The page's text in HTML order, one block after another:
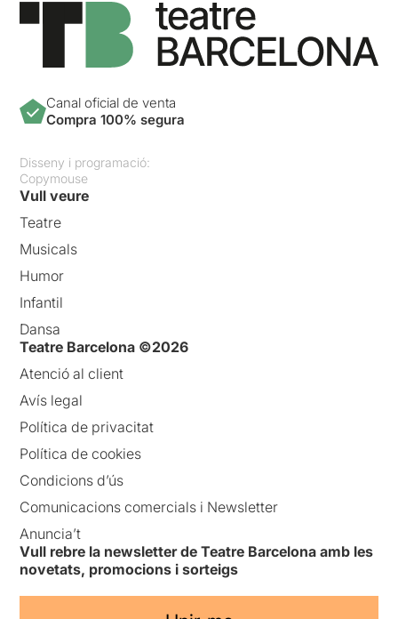
Canal oficial de venta
Compra 100% segura
Disseny i programació:
Copymouse
Vull veure
Teatre
Musicals
Humor
Infantil
Dansa
Teatre Barcelona ©2026
Atenció al client
Avís legal
Política de privacitat
Política de cookies
Condicions d’ús
Comunicacions comercials i Newsletter
Anuncia’t
Vull rebre la newsletter de Teatre Barcelona amb les
novetats, promocions i sorteigs